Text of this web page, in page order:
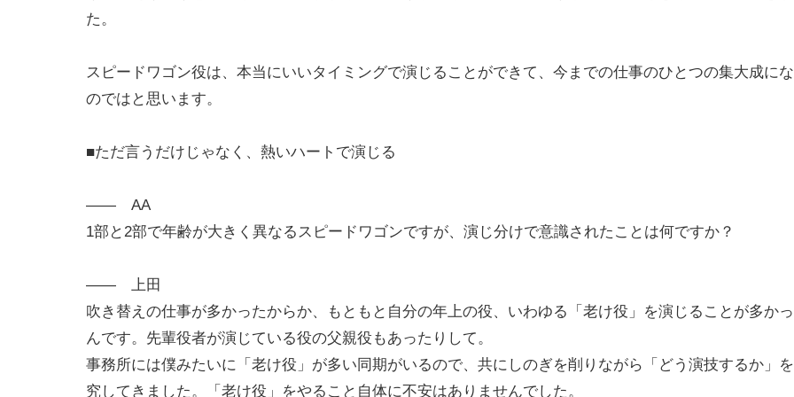
た。
スピードワゴン役は、本当にいいタイミングで演じることができて、今までの仕事のひとつの集大成に
のではと思います。
■ただ言うだけじゃなく、熱いハートで演じる
―― AA
1部と2部で年齢が大きく異なるスピードワゴンですが、演じ分けで意識されたことは何ですか？
―― 上田
吹き替えの仕事が多かったからか、もともと自分の年上の役、いわゆる「老け役」を演じることが多か
んです。先輩役者が演じている役の父親役もあったりして。
事務所には僕みたいに「老け役」が多い同期がいるので、共にしのぎを削りながら「どう演技するか」
究してきました。「老け役」をやること自体に不安はありませんでした。